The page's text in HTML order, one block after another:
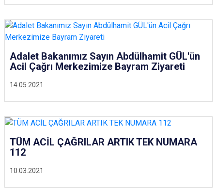
14.05.2021
Adalet Bakanımız Sayın Abdülhamit GÜL'ün
Acil Çağrı Merkezimize Bayram Ziyareti
10.03.2021
TÜM ACİL ÇAĞRILAR ARTIK TEK NUMARA
112